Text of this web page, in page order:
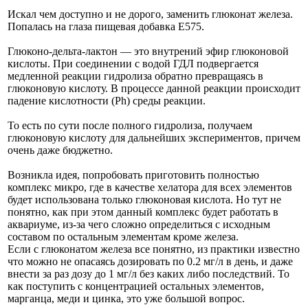
Искал чем доступно и не дорого, заменить глюконат железа.
Попалась на глаза пищевая добавка E575.
Глюконо-дельта-лактон — это внутрений эфир глюконовой
кислоты. При соединении с водой ГДЛ подвергается
медленной реакции гидролиза обратно превращаясь в
глюконовую кислоту. В процессе данной реакции происходит
падение кислотности (Ph) среды реакции.
То есть по сути после полного гидролиза, получаем
глюконовую кислоту для дальнейших экспериментов, причем
очень даже бюджетно.
Возникла идея, попробовать приготовить полностью
комплекс микро, где в качестве хелатора для всех элементов
будет использована только глюконовая кислота. Но тут не
понятно, как при этом данный комплекс будет работать в
аквариуме, из-за чего сложно определиться с исходным
составом по остальным элементам кроме железа.
Если с глюконатом железа все понятно, из практики известно
что можно не опасаясь дозировать по 0.2 мг/л в день, и даже
внести за раз дозу до 1 мг/л без каких либо последствий. То
как поступить с концентрацией остальных элементов,
марганца, меди и цинка, это уже большой вопрос.